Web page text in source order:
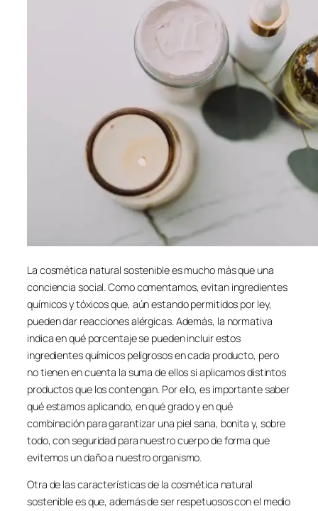
La cosmética natural sostenible es mucho más que una
conciencia social. Como comentamos, evitan ingredientes
químicos y tóxicos que, aún estando permitidos por ley,
pueden dar reacciones alérgicas. Además, la normativa
indica en qué porcentaje se pueden incluir estos
ingredientes químicos peligrosos en cada producto, pero
no tienen en cuenta la suma de ellos si aplicamos distintos
productos que los contengan. Por ello, es importante saber
qué estamos aplicando, en qué grado y en qué
combinación para garantizar una piel sana, bonita y, sobre
todo, con seguridad para nuestro cuerpo de forma que
evitemos un daño a nuestro organismo.
Otra de las características de la cosmética natural
sostenible es que, además de ser respetuosos con el medio